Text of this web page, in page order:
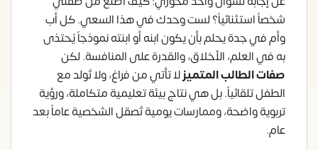
شخصاً استثنائياً؟ لست وحدك في هذا السعي. كل أب
وأم في جدة يحلم بأن يكون ابنه أو ابنته نموذجاً يُحتذى
به في العلم، الأخلاق، والقدرة على المنافسة. لكن
صفات الطالب المتميزلا تأتي من فراغ، ولا تُولد مع
الطفل تلقائياً. بل هي نتاج بيئة تعليمية متكاملة، ورؤية
تربوية واضحة، وممارسات يومية تُصقل الشخصية عاماً بعد
عام.